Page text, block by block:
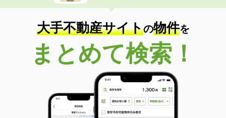
大手不動産サイトの物件を
まとめて検索！